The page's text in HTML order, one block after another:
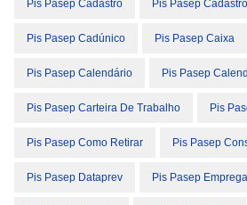
Pis Pasep Cadastro Pis Pasep
Pis Pasep Cadúnico Pis Pasep Caixa
Pis Pasep Calendário Pis Pasep
Pis Pasep Carteira De Trabalho Pis
Pis Pasep Como Retirar Pis Pasep
Pis Pasep Dataprev Pis Pasep